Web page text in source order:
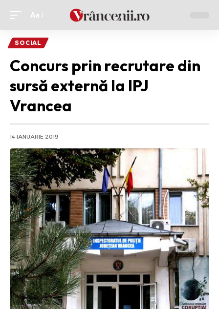
Ajustor
font
Aa
SOCIAL
Concurs prin recrutare din
sursă externă la IPJ
Vrancea
14 IANUARIE 2019